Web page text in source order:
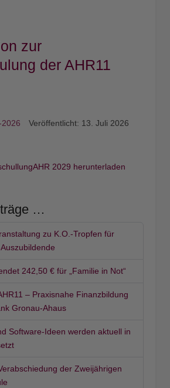
zur
der AHR11
Veröffentlicht: 13. Juli 2026
2029 herunterladen
…
zu K.O.-Tropfen für
242,50 € für „Familie in Not“
– Praxisnahe Finanzbildung
Gronau-Ahaus
Software-Ideen werden aktuell in
der Zweijährigen